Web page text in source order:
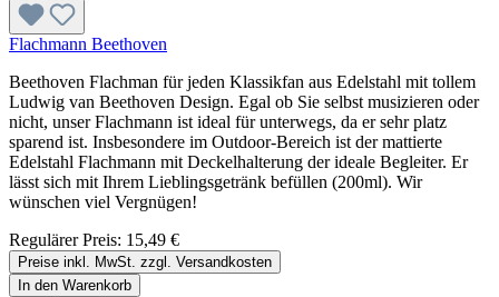
Flachmann Beethoven
Beethoven Flachman für jeden Klassikfan aus Edelstahl mit tollem
Ludwig van Beethoven Design. Egal ob Sie selbst musizieren oder
nicht, unser Flachmann ist ideal für unterwegs, da er sehr platz
sparend ist. Insbesondere im Outdoor-Bereich ist der mattierte
Edelstahl Flachmann mit Deckelhalterung der ideale Begleiter. Er
lässt sich mit Ihrem Lieblingsgetränk befüllen (200ml). Wir
wünschen viel Vergnügen!
Regulärer Preis: 15,49 €
Preise inkl. MwSt. zzgl. Versandkosten
In den Warenkorb